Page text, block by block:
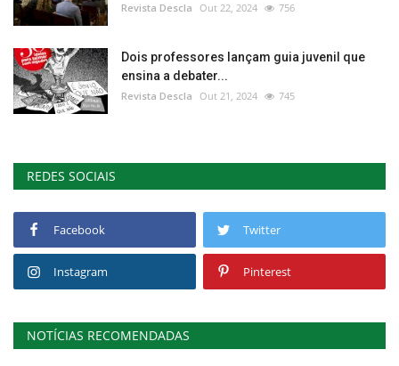
Revista Descla Out 22, 2024 756
Dois professores lançam guia juvenil que
ensina a debater...
Revista Descla Out 21, 2024 745
REDES SOCIAIS
Facebook Twitter
Instagram Pinterest
NOTÍCIAS RECOMENDADAS